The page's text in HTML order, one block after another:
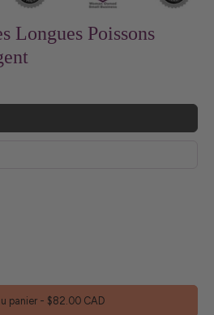
Longues Poissons
panier - $82.00 CAD